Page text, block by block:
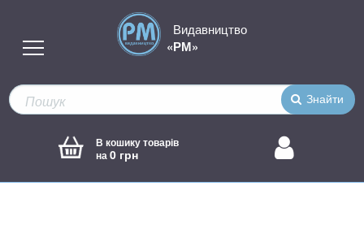
Видавництво
«РМ»
Знайти
В кошику товарів
на0 грн